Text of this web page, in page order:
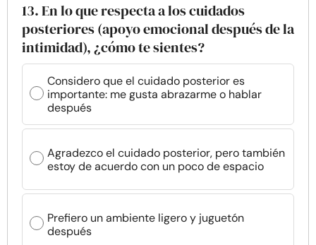
13. En lo que respecta a los cuidados
posteriores (apoyo emocional después de la
intimidad), ¿cómo te sientes?
Considero que el cuidado posterior es
importante: me gusta abrazarme o hablar
después
Agradezco el cuidado posterior, pero también
estoy de acuerdo con un poco de espacio
Prefiero un ambiente ligero y juguetón
después